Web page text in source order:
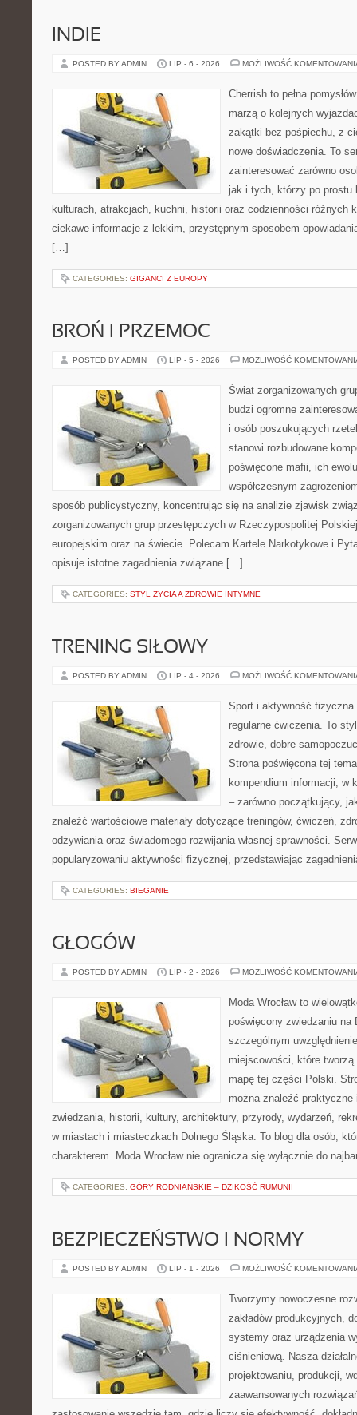
INDIE
POSTED BY ADMIN LIP - 6 - 2026 MOŻLIWOŚĆ
Cherrish to pełna
marzą o kolejnych
zakątki bez pośpiechu, z
nowe doświadczenia. To
zainteresować zarówno
jak i tych, którzy po prostu
kulturach, atrakcjach, kuchni, historii oraz codzienności różnych
ciekawe informacje z lekkim, przystępnym sposobem
[…]
CATEGORIES: GIGANCI Z EUROPY
BROŃ I PRZEMOC
POSTED BY ADMIN LIP - 5 - 2026 MOŻLIWOŚĆ
Świat zorganizowanych
budzi ogromne
i osób poszukujących
stanowi rozbudowane
poświęcone mafii, ich
współczesnym
sposób publicystyczny, koncentrując się na analizie zjawisk
zorganizowanych grup przestępczych w Rzeczypospolitej
europejskim oraz na świecie. Polecam Kartele Narkotykowe i
opisuje istotne zagadnienia związane […]
CATEGORIES: STYL ŻYCIA A ZDROWIE INTYMNE
TRENING SIŁOWY
POSTED BY ADMIN LIP - 4 - 2026 MOŻLIWOŚĆ
Sport i aktywność
regularne ćwiczenia. To
zdrowie, dobre
Strona poświęcona tej
kompendium informacji, w
– zarówno początkujący,
znaleźć wartościowe materiały dotyczące treningów, ćwiczeń,
odżywiania oraz świadomego rozwijania własnej sprawności.
popularyzowaniu aktywności fizycznej, przedstawiając
CATEGORIES: BIEGANIE
GŁOGÓW
POSTED BY ADMIN LIP - 2 - 2026 MOŻLIWOŚĆ
Moda Wrocław to
poświęcony zwiedzaniu na
szczególnym
miejscowości, które
mapę tej części Polski.
można znaleźć
zwiedzania, historii, kultury, architektury, przyrody, wydarzeń,
w miastach i miasteczkach Dolnego Śląska. To blog dla osób,
charakterem. Moda Wrocław nie ogranicza się wyłącznie do
CATEGORIES: GÓRY RODNIAŃSKIE – DZIKOŚĆ RUMUNII
BEZPIECZEŃSTWO I NORMY
POSTED BY ADMIN LIP - 1 - 2026 MOŻLIWOŚĆ
Tworzymy nowoczesne
zakładów produkcyjnych,
systemy oraz urządzenia
ciśnieniową. Nasza
projektowaniu, produkcji,
zaawansowanych